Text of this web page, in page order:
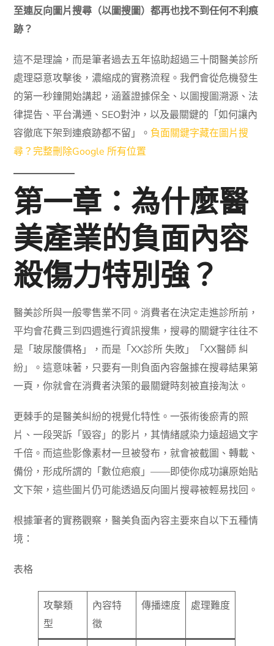
至連反向圖片搜尋（以圖搜圖）都再也找不到任何不利痕
跡？
這不是理論，而是筆者過去五年協助超過三十間醫美診所
處理惡意攻擊後，濃縮成的實務流程。我們會從危機發生
的第一秒鐘開始講起，涵蓋證據保全、以圖搜圖溯源、法
律提告、平台溝通、SEO對沖，以及最關鍵的「如何讓內
容徹底下架到連痕跡都不留」。 負面關鍵字藏在圖片搜
尋？完整刪除Google 所有位置
第一章：為什麼醫
美產業的負面內容
殺傷力特別強？
醫美診所與一般零售業不同。消費者在決定走進診所前，
平均會花費三到四週進行資訊搜集，搜尋的關鍵字往往不
是「玻尿酸價格」，而是「XX診所 失敗」「XX醫師 糾
紛」。這意味著，只要有一則負面內容盤據在搜尋結果第
一頁，你就會在消費者決策的最關鍵時刻被直接淘汰。
更棘手的是醫美糾紛的視覺化特性。一張術後瘀青的照
片、一段哭訴「毀容」的影片，其情緒感染力遠超過文字
千倍。而這些影像素材一旦被發布，就會被截圖、轉載、
備份，形成所謂的「數位疤痕」——即使你成功讓原始貼
文下架，這些圖片仍可能透過反向圖片搜尋被輕易找回。
根據筆者的實務觀察，醫美負面內容主要來自以下五種情
境：
表格
攻擊類
型
內容特
徵
傳播速度 處理難度